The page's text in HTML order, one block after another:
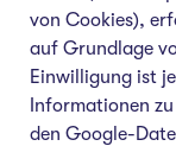
von Cookies),
auf Grundlage
Einwilligung ist
Informationen
den Google-